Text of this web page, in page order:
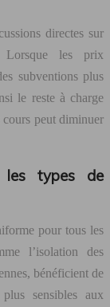
directes sur
Lorsque les prix
subventions plus
le reste à charge
cours peut diminuer
les types de
pour tous les
l’isolation des
bénéficient de
sensibles aux